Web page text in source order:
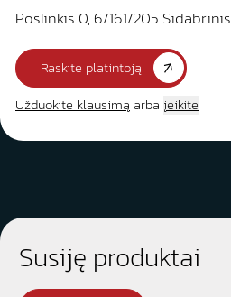
Poslinkis 0, 6/161/205 Sidabrinis
Raskite platintoją
Užduokite klausimą arba įeikite
Susiję produktai